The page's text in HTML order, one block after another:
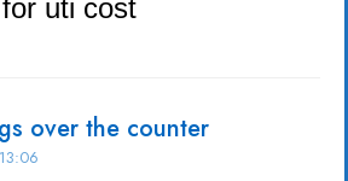
uti cost
over the counter